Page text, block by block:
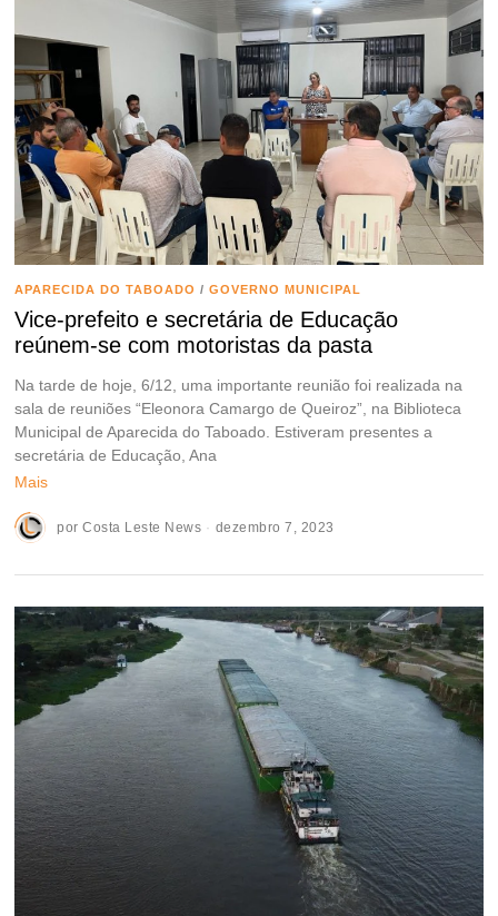
APARECIDA DO TABOADO / GOVERNO MUNICIPAL
Vice-prefeito e secretária de Educação
reúnem-se com motoristas da pasta
Na tarde de hoje, 6/12, uma importante reunião foi realizada na
sala de reuniões “Eleonora Camargo de Queiroz”, na Biblioteca
Municipal de Aparecida do Taboado. Estiveram presentes a
secretária de Educação, Ana
Mais
porCosta Leste News dezembro 7, 2023